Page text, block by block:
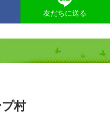
友だちに送る
村